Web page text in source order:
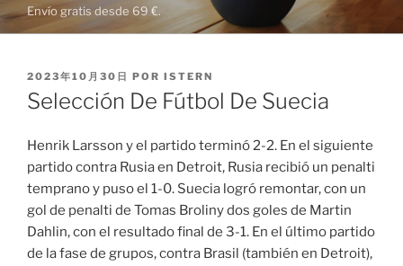
Envío gratis desde 69 €.
PUBLICADO
EL
2023年10月30日 POR ISTERN
Selección De Fútbol De Suecia
Henrik Larsson y el partido terminó 2-2. En el siguiente
partido contra Rusia en Detroit, Rusia recibió un penalti
temprano y puso el 1-0. Suecia logró remontar, con un
gol de penalti de Tomas Broliny dos goles de Martin
Dahlin, con el resultado final de 3-1. En el último partido
de la fase de grupos, contra Brasil (también en Detroit),